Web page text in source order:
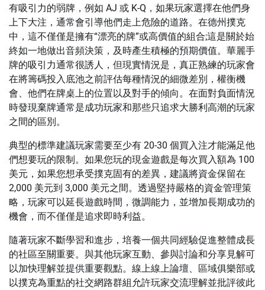
有吸引力的弱牌，例如 AJ 或 K-Q，如果玩家選擇在他們身
上下大注，通常會引導他們走上危險的道路。在德州撲克
中，這不僅僅是擁有“漂亮的牌”或高價值的組合;這是關於始
終如一地做出音頻決策，及時產生積極的預期價值。華麗手
牌的吸引力通常很誘人，但現實情況是，真正熟練的玩家會
在將籌碼投入底池之前評估每種情況的細微差別，權衡機
會、他們在牌桌上的位置以及對手的傾向。在面對負面情況
時發現棄牌通常是成功玩家和那些只追求大勝利高潮的玩家
之間的區別。
典型的標準建議玩家需要至少有 20-30 個買入注才能滿足他
們想要玩的限制。如果您玩的現金遊戲是每次買入額為 100
美元，如果您想承受撲克固有的差異，建議將資金保留在
2,000 美元到 3,000 美元之間。透過堅持嚴格的資金管理策
略，玩家可以延長遊戲時間，微調能力，並增加長期成功的
機會，而不僅僅是追求即時利益。
隨著玩家不斷學習和進步，培養一個共同經驗促進整體成長
的社區至關重要。與其他玩家互動、參與討論和分享見解可
以加快理解並提供重要觀點。線上線上論壇、區域俱樂部或
以撲克為重點的社交網路群組允許玩家交流理解並批評彼此